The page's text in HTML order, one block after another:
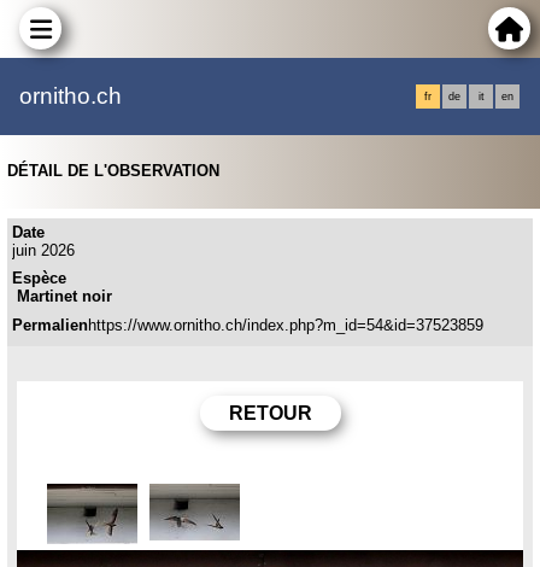
ornitho.ch fr de it en
DÉTAIL DE L'OBSERVATION
Date
juin 2026
Espèce
Martinet noir
Permalien